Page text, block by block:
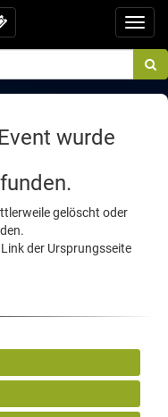
wurde
gelöscht oder
der Ursprungsseite